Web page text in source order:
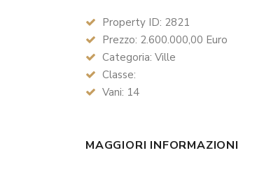
Property ID: 2821
Prezzo: 2.600.000,00 Euro
Categoria: Ville
Classe:
Vani: 14
MAGGIORI INFORMAZIONI